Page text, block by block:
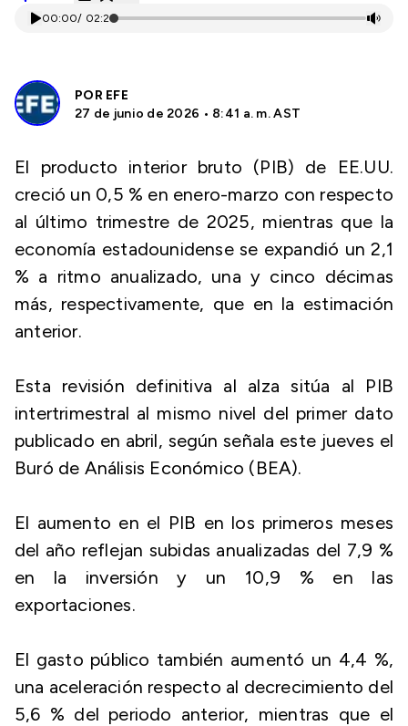
00:00/ 02:21
POR EFE
27 de junio de 2026 • 8:41 a. m. AST
El producto interior bruto (PIB) de EE.UU.
creció un 0,5 % en enero-marzo con respecto
al último trimestre de 2025, mientras que la
economía estadounidense se expandió un 2,1
% a ritmo anualizado, una y cinco décimas
más, respectivamente, que en la estimación
anterior.
Esta revisión definitiva al alza sitúa al PIB
intertrimestral al mismo nivel del primer dato
publicado en abril, según señala este jueves el
Buró de Análisis Económico (BEA).
El aumento en el PIB en los primeros meses
del año reflejan subidas anualizadas del 7,9 %
en la inversión y un 10,9 % en las
exportaciones.
El gasto público también aumentó un 4,4 %,
una aceleración respecto al decrecimiento del
5,6 % del periodo anterior, mientras que el